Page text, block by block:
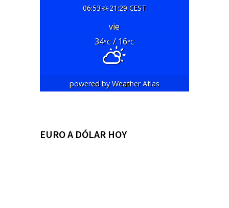
06:53 21:29 CEST
vie
34°C/ 16°C
powered byWeather Atlas
EURO A DÓLAR HOY